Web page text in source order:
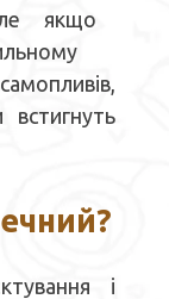
якщо
самопливів
?
ктування і